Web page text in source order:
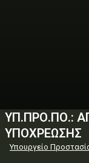
ΥΠ.ΠΡΟ.ΠΟ.:
ΥΠΟΧΡΕΩΣΗΣ
Υπουργείο